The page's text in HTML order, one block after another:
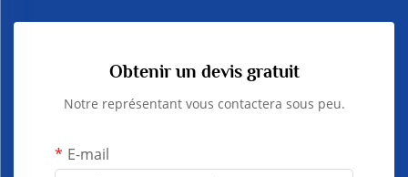
Obtenir un devis gratuit
Notre représentant vous contactera sous peu.
E-mail